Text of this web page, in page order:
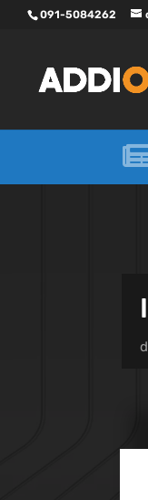
091-5084262